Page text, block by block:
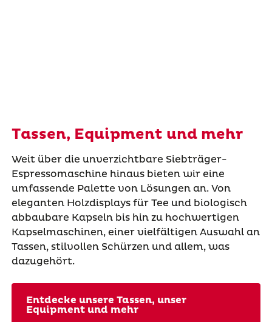
Tassen, Equipment und mehr
Weit über die unverzichtbare Siebträger-
Espressomaschine hinaus bieten wir eine
umfassende Palette von Lösungen an. Von
eleganten Holzdisplays für Tee und biologisch
abbaubare Kapseln bis hin zu hochwertigen
Kapselmaschinen, einer vielfältigen Auswahl an
Tassen, stilvollen Schürzen und allem, was
dazugehört.
Entdecke unsere Tassen, unser
Equipment und mehr